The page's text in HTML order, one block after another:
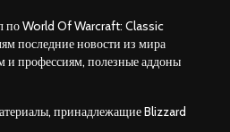
World Of Warcraft: Classic
последние новости из мира
и профессиям, полезные аддоны
принадлежащие Blizzard